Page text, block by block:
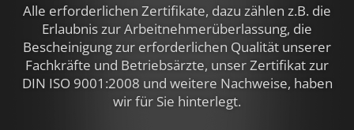
Alle erforderlichen Zertifikate, dazu zählen z.B. die
Erlaubnis zur Arbeitnehmerüberlassung, die
Bescheinigung zur erforderlichen Qualität unserer
Fachkräfte und Betriebsärzte, unser Zertifikat zur
DIN ISO 9001:2008 und weitere Nachweise, haben
wir für Sie hinterlegt.